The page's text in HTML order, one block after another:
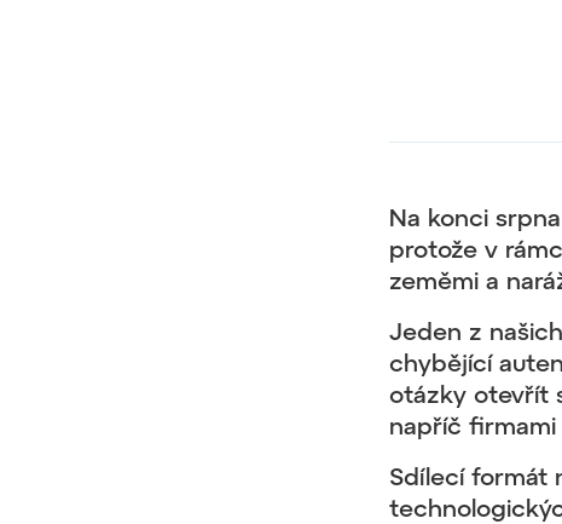
Na konci
protože v
zeměmi a
Jeden z
chybějící
otázky otevřít
napříč firmami
Sdílecí formát